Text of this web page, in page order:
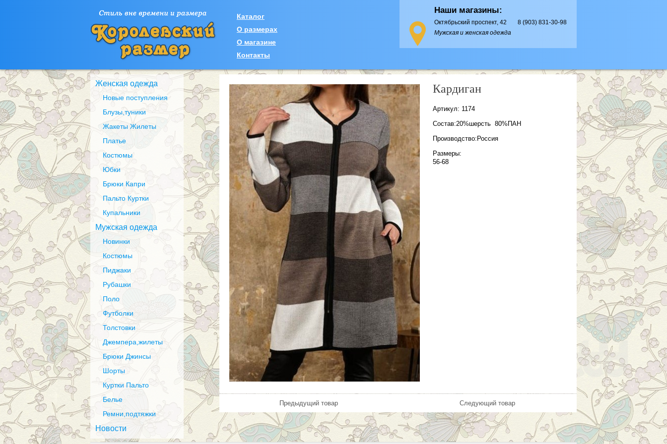
Наши магазины:
8 (903) 831-30-98
Октябрьский проспект, 42
Мужская и женская одежда
Каталог
О размерах
О магазине
Контакты
Кардиган
Артикул: 1174
Состав:20%шерсть 80%ПАН
Производство:Россия
Размеры:
56-68
Предыдущий товар Следующий товар
Женская одежда
Новые поступления
Блузы,туники
Жакеты Жилеты
Платье
Костюмы
Юбки
Брюки Капри
Пальто Куртки
Купальники
Мужская одежда
Новинки
Костюмы
Пиджаки
Рубашки
Поло
Футболки
Толстовки
Джемпера,жилеты
Брюки Джинсы
Шорты
Куртки Пальто
Белье
Ремни,подтяжки
Новости